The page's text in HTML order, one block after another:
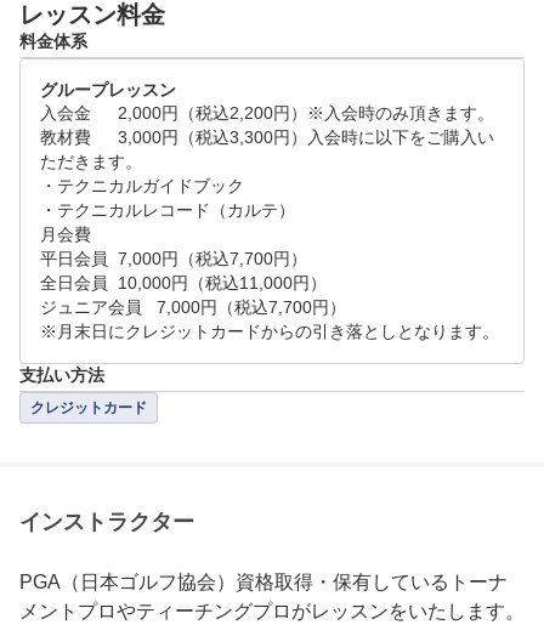
レッスン料金
料金体系
グループレッスン
入会金	2,000円（税込2,200円）※入会時のみ頂きます。
教材費	3,000円（税込3,300円）入会時に以下をご購入い
ただきます。
・テクニカルガイドブック
・テクニカルレコード（カルテ）
月会費
平日会員	7,000円（税込7,700円）
全日会員	10,000円（税込11,000円）
ジュニア会員	7,000円（税込7,700円）
※月末日にクレジットカードからの引き落としとなります。
支払い方法
クレジットカード
インストラクター
PGA（日本ゴルフ協会）資格取得・保有しているトーナ
メントプロやティーチングプロがレッスンをいたします。